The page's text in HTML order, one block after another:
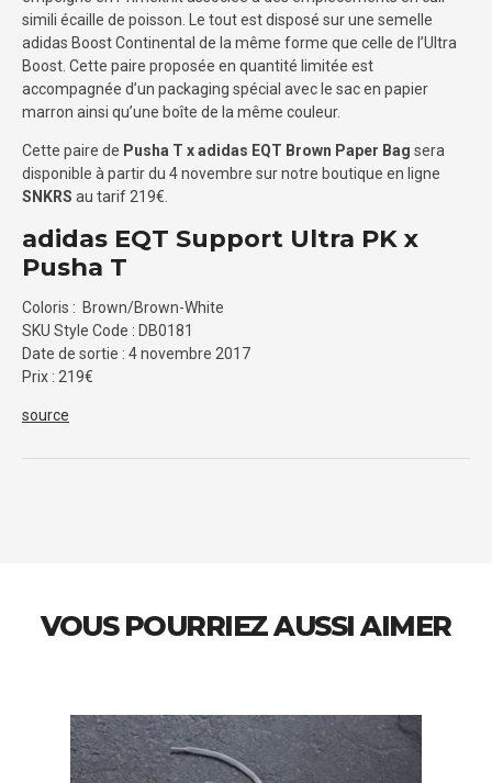
simili écaille de poisson. Le tout est disposé sur une semelle
adidas Boost Continental de la même forme que celle de l’Ultra
Boost. Cette paire proposée en quantité limitée est
accompagnée d’un packaging spécial avec le sac en papier
marron ainsi qu’une boîte de la même couleur.
Cette paire de Pusha T x adidas EQT Brown Paper Bag sera
disponible à partir du 4 novembre sur notre boutique en ligne
SNKRS au tarif 219€.
adidas EQT Support Ultra PK x
Pusha T
Coloris : Brown/Brown-White
SKU Style Code : DB0181
Date de sortie : 4 novembre 2017
Prix : 219€
source
VOUS POURRIEZ AUSSI AIMER